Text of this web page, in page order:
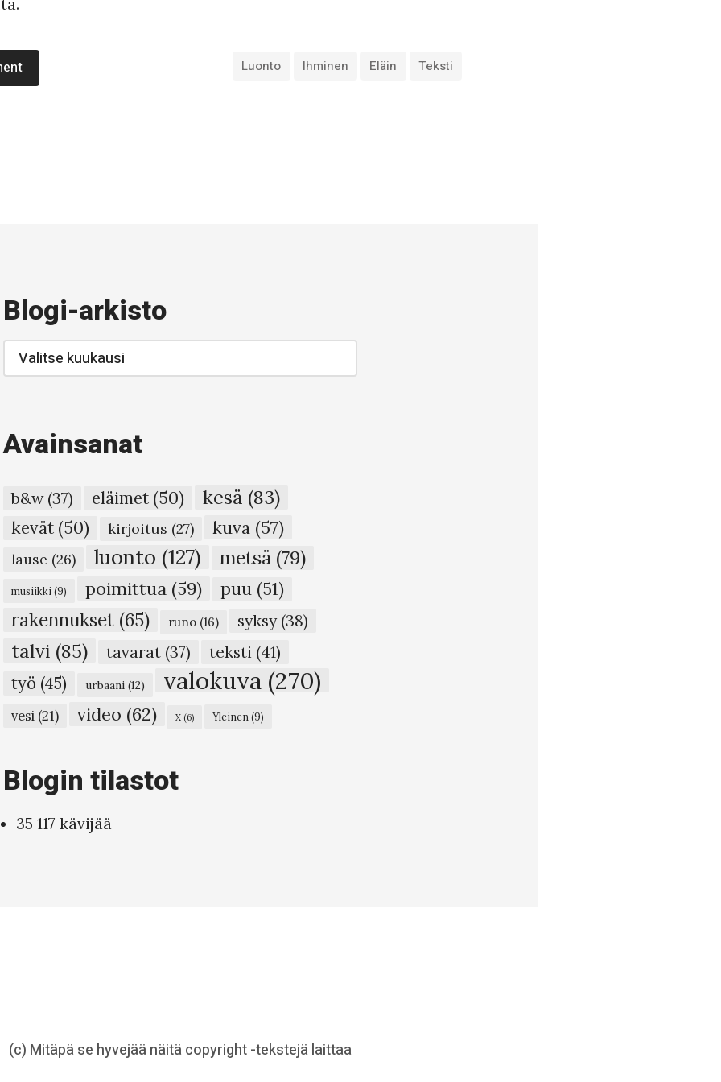
Teksti
Eläin
Ihminen
Luonto
Blogi-arkisto
Blogi-
arkisto
Avainsanat
b&w(37) eläimet (50) kesä (83)
kevät (50) kirjoitus (27) kuva (57)
lause (26) luonto (127) metsä (79)
musiikki (9) poimittua (59) puu (51)
rakennukset (65) runo (16) syksy(38)
talvi (85) tavarat (37) teksti (41)
työ (45) urbaani (12) valokuva (270)
vesi (21) video (62) X (6) Yleinen (9)
Blogin tilastot
35 117 kävijää
(c) Mitäpä se hyvejää näitä copyright -tekstejä laittaa